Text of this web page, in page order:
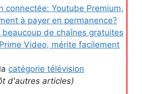
connectée: Youtube Premium,
à payer en permanence?
beaucoup de chaînes gratuites
Video, mérite facilement
catégorie télévision
d'autres articles)